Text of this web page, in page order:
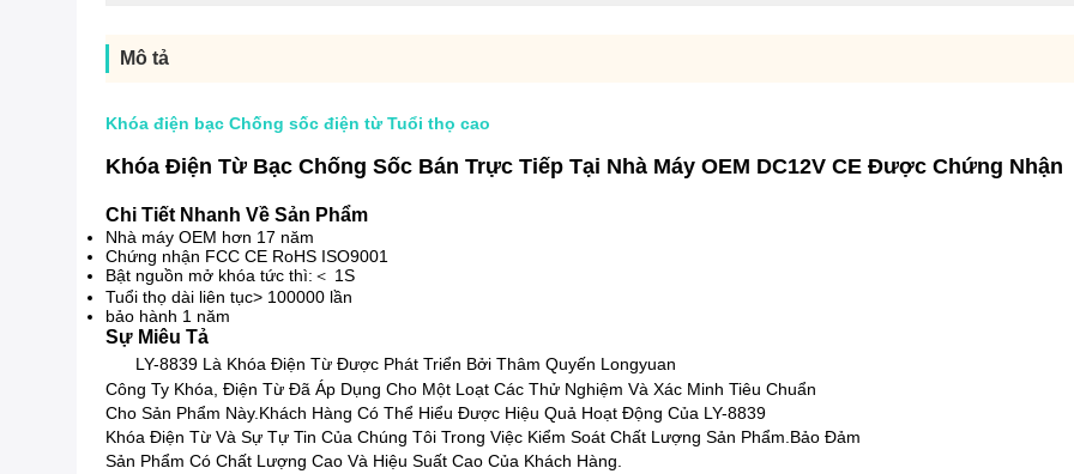
Mô tả
Khóa điện bạc Chống sốc điện từ Tuổi thọ cao
Khóa Điện Từ Bạc Chống Sốc Bán Trực Tiếp Tại Nhà Máy OEM DC12V CE Được Chứng Nhận
Chi Tiết Nhanh Về Sản Phẩm
Nhà máy OEM hơn 17 năm
Chứng nhận FCC CE RoHS ISO9001
Bật nguồn mở khóa tức thì:＜ 1S
Tuổi thọ dài liên tục> 100000 lần
bảo hành 1 năm
Sự Miêu Tả
LY-8839 Là Khóa Điện Từ Được Phát Triển Bởi Thâm Quyến Longyuan
Công Ty Khóa, Điện Từ Đã Áp Dụng Cho Một Loạt Các Thử Nghiệm Và Xác Minh Tiêu Chuẩn
Cho Sản Phẩm Này.Khách Hàng Có Thể Hiểu Được Hiệu Quả Hoạt Động Của LY-8839
Khóa Điện Từ Và Sự Tự Tin Của Chúng Tôi Trong Việc Kiểm Soát Chất Lượng Sản Phẩm.Bảo Đảm
Sản Phẩm Có Chất Lượng Cao Và Hiệu Suất Cao Của Khách Hàng.